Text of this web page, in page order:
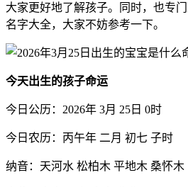
大家更好地了解孩子。同时，也专
名字大全，大家不妨参考一下。
今天出生的孩子命运
今日公历：2026年 3月 25日 0时
今日农历：丙午年 二月 初七 子时
纳音：天河水 松柏木 平地木 桑怀木